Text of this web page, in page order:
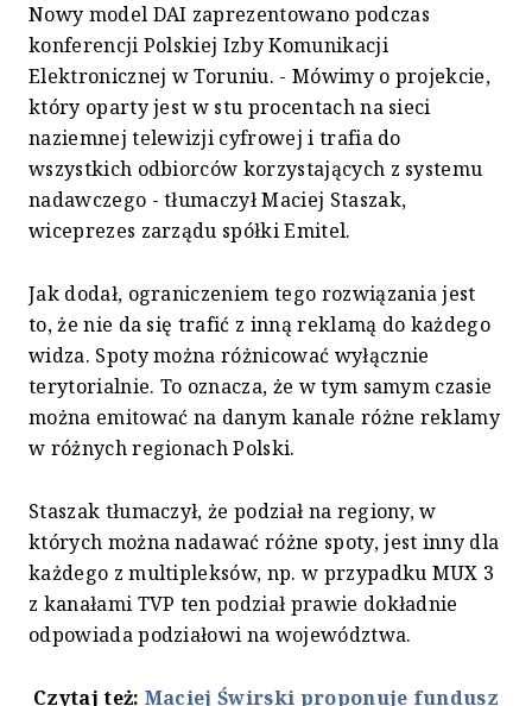
Nowy model DAI zaprezentowano podczas
konferencji Polskiej Izby Komunikacji
Elektronicznej w Toruniu. - Mówimy o projekcie,
który oparty jest w stu procentach na sieci
naziemnej telewizji cyfrowej i trafia do
wszystkich odbiorców korzystających z systemu
nadawczego - tłumaczył Maciej Staszak,
wiceprezes zarządu spółki Emitel.
Jak dodał, ograniczeniem tego rozwiązania jest
to, że nie da się trafić z inną reklamą do każdego
widza. Spoty można różnicować wyłącznie
terytorialnie. To oznacza, że w tym samym czasie
można emitować na danym kanale różne reklamy
w różnych regionach Polski.
Staszak tłumaczył, że podział na regiony, w
których można nadawać różne spoty, jest inny dla
każdego z multipleksów, np. w przypadku MUX 3
z kanałami TVP ten podział prawie dokładnie
odpowiada podziałowi na województwa.
Czytaj też: Maciej Świrski proponuje fundusz